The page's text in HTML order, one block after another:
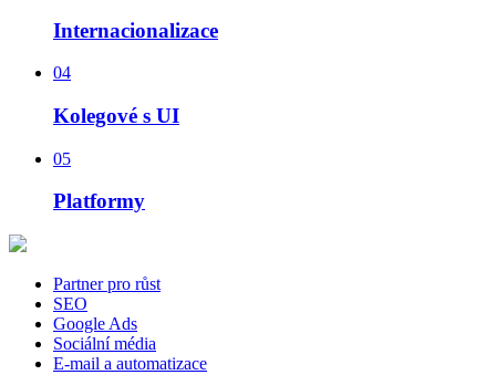
Internacionalizace
04
Kolegové s UI
05
Platformy
Partner pro růst
SEO
Google Ads
Sociální média
E-mail a automatizace